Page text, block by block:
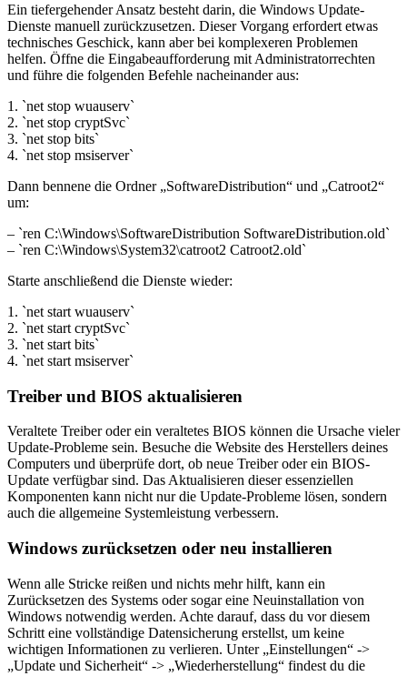
Ein tiefergehender Ansatz besteht darin, die Windows Update-
Dienste manuell zurückzusetzen. Dieser Vorgang erfordert etwas
technisches Geschick, kann aber bei komplexeren Problemen
helfen. Öffne die Eingabeaufforderung mit Administratorrechten
und führe die folgenden Befehle nacheinander aus:
1. `net stop wuauserv`
2. `net stop cryptSvc`
3. `net stop bits`
4. `net stop msiserver`
Dann bennene die Ordner „SoftwareDistribution“ und „Catroot2“
um:
– `ren C:\Windows\SoftwareDistribution SoftwareDistribution.old`
– `ren C:\Windows\System32\catroot2 Catroot2.old`
Starte anschließend die Dienste wieder:
1. `net start wuauserv`
2. `net start cryptSvc`
3. `net start bits`
4. `net start msiserver`
Treiber und BIOS aktualisieren
Veraltete Treiber oder ein veraltetes BIOS können die Ursache vieler
Update-Probleme sein. Besuche die Website des Herstellers deines
Computers und überprüfe dort, ob neue Treiber oder ein BIOS-
Update verfügbar sind. Das Aktualisieren dieser essenziellen
Komponenten kann nicht nur die Update-Probleme lösen, sondern
auch die allgemeine Systemleistung verbessern.
Windows zurücksetzen oder neu installieren
Wenn alle Stricke reißen und nichts mehr hilft, kann ein
Zurücksetzen des Systems oder sogar eine Neuinstallation von
Windows notwendig werden. Achte darauf, dass du vor diesem
Schritt eine vollständige Datensicherung erstellst, um keine
wichtigen Informationen zu verlieren. Unter „Einstellungen“ ->
„Update und Sicherheit“ -> „Wiederherstellung“ findest du die